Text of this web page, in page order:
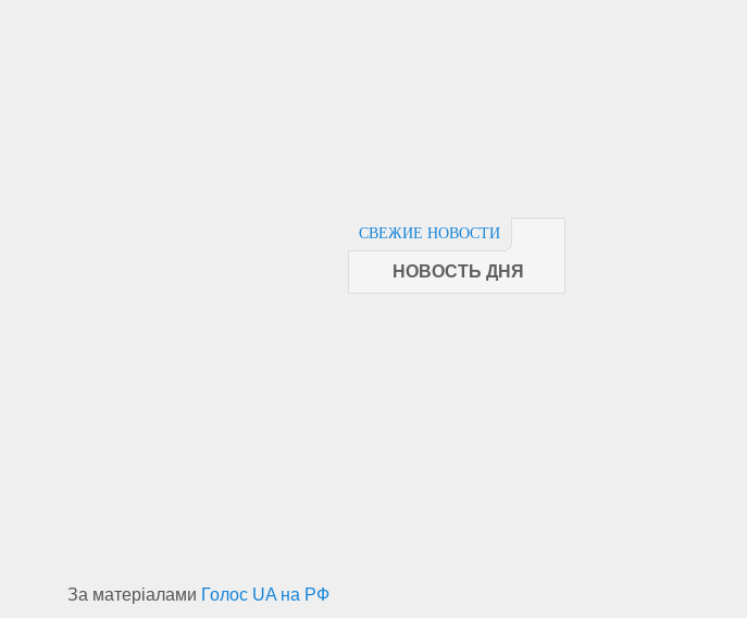
СВЕЖИЕ НОВОСТИ
НОВОСТЬ ДНЯ
За матеріалами Голос UA на РФ